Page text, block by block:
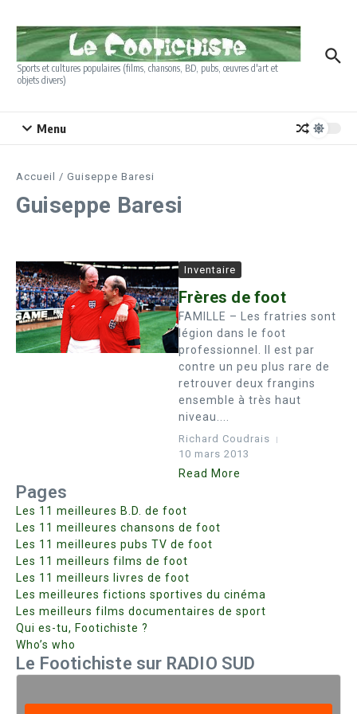
Sports et cultures populaires (films, chansons, BD, pubs, œuvres d'art et
objets divers)
Menu
Accueil / Guiseppe Baresi
Guiseppe Baresi
Inventaire
Frères de foot
FAMILLE – Les fratries sont
légion dans le foot
professionnel. Il est par
contre un peu plus rare de
retrouver deux frangins
ensemble à très haut
niveau....
Richard Coudrais
10 mars 2013
Read More
Pages
Les 11 meilleures B.D. de foot
Les 11 meilleures chansons de foot
Les 11 meilleures pubs TV de foot
Les 11 meilleurs films de foot
Les 11 meilleurs livres de foot
Les meilleures fictions sportives du cinéma
Les meilleurs films documentaires de sport
Qui es-tu, Footichiste ?
Who’s who
Le Footichiste sur RADIO SUD